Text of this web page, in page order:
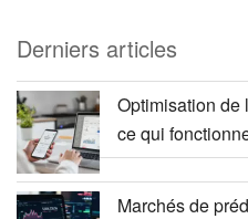
Derniers articles
Optimisation de
ce qui
Marchés de